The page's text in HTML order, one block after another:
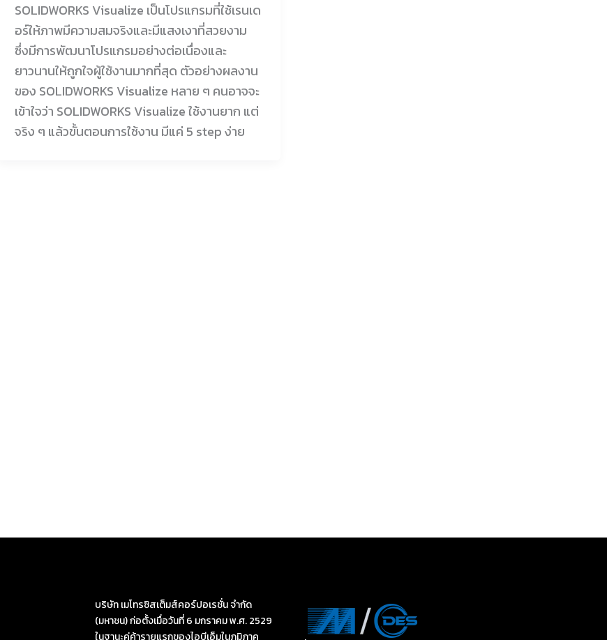
SOLIDWORKS Visualize เป็นโปรแกรมที่ใช้เรนเด
อร์ให้ภาพมีความสมจริงและมีแสงเงาที่สวยงาม
ซึ่งมีการพัฒนาโปรแกรมอย่างต่อเนื่องและ
ยาวนานให้ถูกใจผู้ใช้งานมากที่สุด ตัวอย่างผลงาน
ของ SOLIDWORKS Visualize หลาย ๆ คนอาจจะ
เข้าใจว่า SOLIDWORKS Visualize ใช้งานยาก แต่
จริง ๆ แล้วขั้นตอนการใช้งาน มีแค่ 5 step ง่าย
บริษัท เมโทรซิสเต็มส์คอร์ปอเรชั่น จำกัด
(มหาชน) ก่อตั้งเมื่อวันที่ 6 มกราคม พ.ศ. 2529
ในฐานะคู่ค้ารายแรกของไอบีเอ็มในภูมิภาค